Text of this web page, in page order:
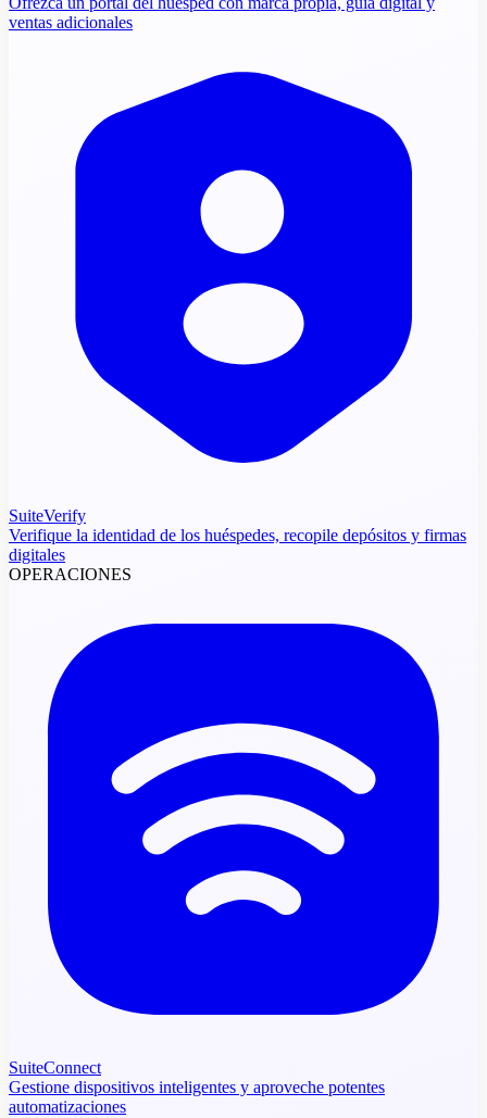
ventas adicionales
SuiteVerify
Verifique la identidad de los huéspedes, recopile depósitos y firmas
digitales
OPERACIONES
SuiteConnect
Gestione dispositivos inteligentes y aproveche potentes
automatizaciones